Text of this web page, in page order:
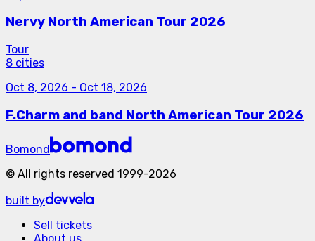
Nervy North American Tour 2026
Tour
8 cities
Oct 8, 2026 - Oct 18, 2026
F.Charm and band North American Tour 2026
Bomond
© All rights reserved 1999-2026
built by
Sell tickets
About us